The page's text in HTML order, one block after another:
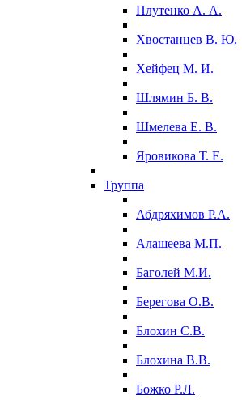
Плутенко А. А.
Хвостанцев В. Ю.
Хейфец М. И.
Шлямин Б. В.
Шмелева Е. В.
Яровикова Т. Е.
Труппа
Абдряхимов Р.А.
Алашеева М.П.
Баголей М.И.
Берегова О.В.
Блохин С.В.
Блохина В.В.
Божко Р.Л.